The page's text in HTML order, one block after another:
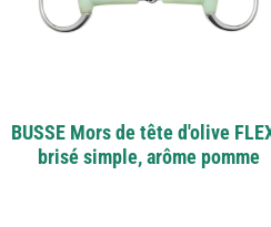
BUSSE Mors de tête d'olive
brisé simple, arôme pomme